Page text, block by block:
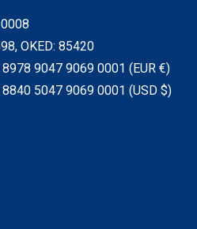
OKED: 85420
9047 9069 0001 (EUR €)
5047 9069 0001 (USD $)